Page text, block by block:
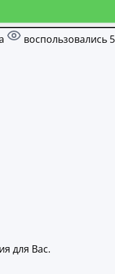
воспользовались
для Вас.